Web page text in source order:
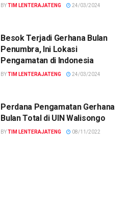
BYTIM LENTERAJATENG 24/03/2024
Besok Terjadi Gerhana Bulan
Penumbra, Ini Lokasi
Pengamatan di Indonesia
BYTIM LENTERAJATENG 24/03/2024
Perdana Pengamatan Gerhana
Bulan Total di UIN Walisongo
BYTIM LENTERAJATENG 08/11/2022